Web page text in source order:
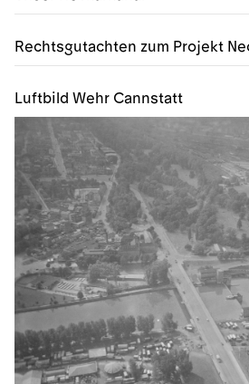
Rechtsgutachten zum Projekt
Luftbild Wehr Cannstatt